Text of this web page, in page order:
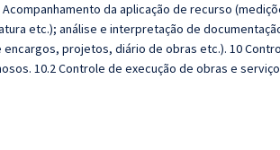
da aplicação de recurso
etc.); análise e interpretação de
projetos, diário de obras etc.). 10
10.2 Controle de execução de obras e